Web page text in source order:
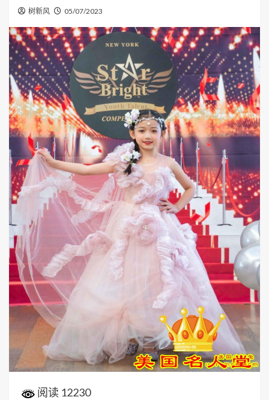
树新风 05/07/2023
阅读 12230